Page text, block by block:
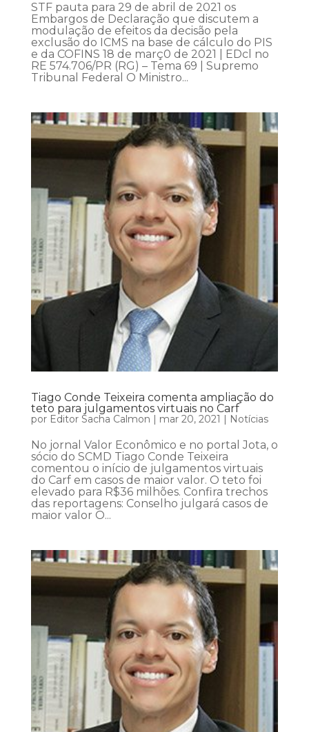
STF pauta para 29 de abril de 2021 os
Embargos de Declaração que discutem a
modulação de efeitos da decisão pela
exclusão do ICMS na base de cálculo do PIS
e da COFINS 18 de març0 de 2021 | EDcl no
RE 574.706/PR (RG) – Tema 69 | Supremo
Tribunal Federal O Ministro...
Tiago Conde Teixeira comenta ampliação do
teto para julgamentos virtuais no Carf
por Editor Sacha Calmon | mar 20, 2021 | Notícias
No jornal Valor Econômico e no portal Jota, o
sócio do SCMD Tiago Conde Teixeira
comentou o início de julgamentos virtuais
do Carf em casos de maior valor. O teto foi
elevado para R$36 milhões. Confira trechos
das reportagens: Conselho julgará casos de
maior valor O...